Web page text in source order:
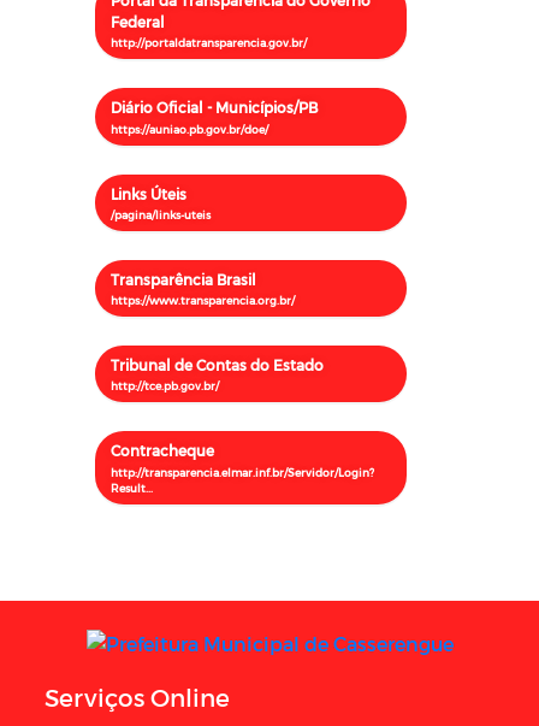
Federal
Diário Oficial - Municípios/PB
Links Úteis
Transparência Brasil
Tribunal de Contas do Estado
Contracheque
Serviços Online